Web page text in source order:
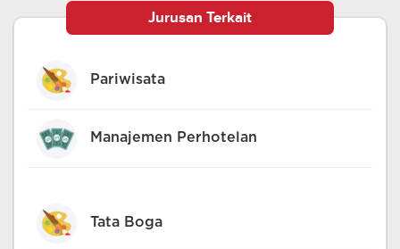
Jurusan Terkait
Pariwisata
Manajemen Perhotelan
Tata Boga